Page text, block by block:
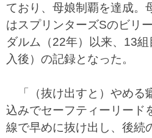
ており、母娘制覇を達成。
はスプリンターズSのビリ
ダルム（22年）以来、13
入後）の記録となった。
「（抜け出すと）やめる
込みでセーフティーリード
線で早めに抜け出し、後続